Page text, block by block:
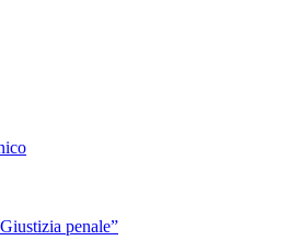
penale”